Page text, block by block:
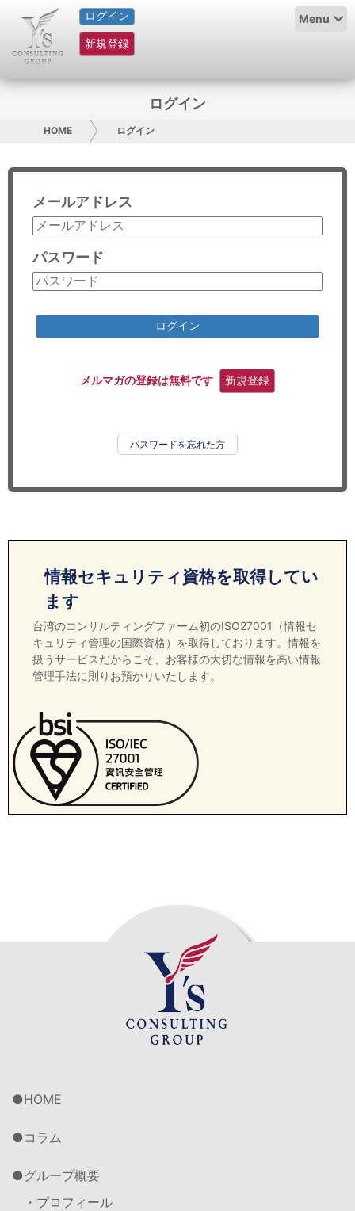
ログイン
新規登録
Menu
HOME
サービス紹介
グループ概要
採用情報
お問い合わせ
コンサルティング
リサーチ
ログイン
HOME ログイン
メールアドレス
パスワード
ログイン
メルマガの登録は無料です 新規登録
パスワードを忘れた方
情報セキュリティ資格を取得してい
ます
台湾のコンサルティングファーム初のISO27001（情報セ
キュリティ管理の国際資格）を取得しております。情報を
扱うサービスだからこそ、お客様の大切な情報を高い情報
管理手法に則りお預かりいたします。
HOME
コラム
グループ概要
・プロフィール